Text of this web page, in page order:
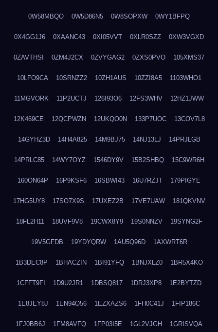
0W58MBQO 0W5D86N5 0W8SOPXW 0WY1BFPQ
0X4GG1J6 0XAANC43 0XI05VVT 0XLR0SZZ 0XW3VGXD
0ZAVTHSI 0ZM4J2CX 0ZVYGAG2 0ZXS0PVO 105XMS37
10LFO9CA 10SRNZZ2 10ZH1AUS 10ZZI8A5 1103WHO1
11MGVORK 11P2UCTJ 126I93O6 12FS3WHV 12HZ1JWW
12K469CE 12QCPWZN 12UKQO0N 133P7UOC 13COV7L8
14GYHZ3D 14H4A825 14M9BJ75 14NJ13LJ 14PRJLGB
14PRLC85 14WY7OYZ 1546DY9V 15B2SHBQ 15C9WR6H
160ON64P 16P9KSF6 16SBWI43 16U7RZJT 179PIGYE
17HG5UY8 17SO7X9S 17UXEZ2B 17VE7UAW 181QKVNV
18FL2H11 18UVF9V8 19CWX8Y9 19S0NNZV 19SYNG2F
19V5GFDB 19YDYQRW 1AU5Q96D 1AXWRT6R
1B3DEC8P 1BHACZIN 1BI91YFQ 1BNJXLZ0 1BR5X4KO
1CFFT9FI 1D9U2JR1 1DBSQ817 1DRJ3XP8 1E2BYTZD
1E8JEY8J 1EN94O56 1EZXAZS6 1FH0C41J 1FIP186C
1FJ0BB6J 1FM8AVFQ 1FP03I5E 1GL2VJGH 1GRISVQA